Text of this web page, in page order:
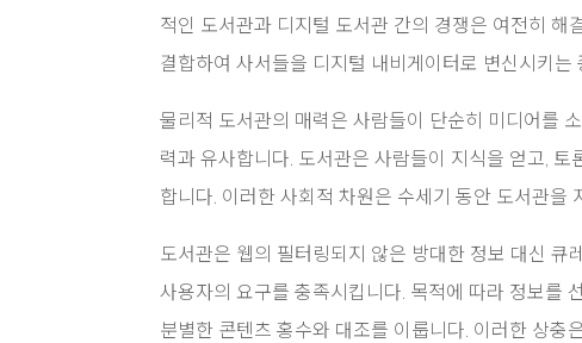
적인 도서관과 디지털 도서관 간의 경쟁은 여전히 해
결합하여 사서들을 디지털 내비게이터로 변신시키는
물리적 도서관의 매력은 사람들이 단순히 미디어를
력과 유사합니다. 도서관은 사람들이 지식을 얻고,
합니다. 이러한 사회적 차원은 수세기 동안 도서관을
도서관은 웹의 필터링되지 않은 방대한 정보 대신
사용자의 요구를 충족시킵니다. 목적에 따라 정보를
분별한 콘텐츠 홍수와 대조를 이룹니다. 이러한 상충